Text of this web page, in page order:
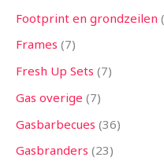
Footprint en grondzeilen
Frames 7
Fresh Up Sets 7
Gas overige 7
Gasbarbecues 36
Gasbranders 23